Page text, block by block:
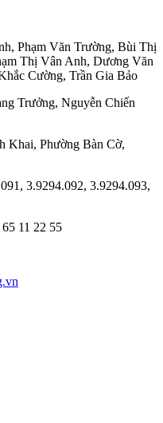
, Phạm Văn Trường, Bùi Thị
Thị Vân Anh, Dương Văn
Cường, Trần Gia Bảo
Trưởng, Nguyễn Chiến
Khai, Phường Bàn Cờ,
3.9294.092, 3.9294.093,
11 22 55